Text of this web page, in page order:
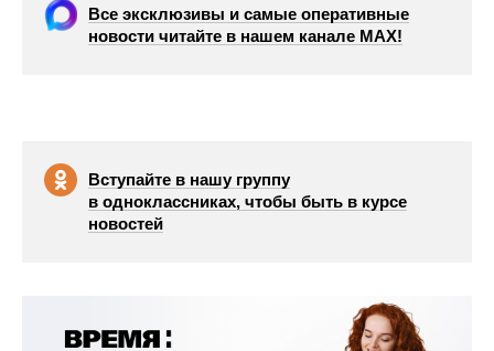
Все эксклюзивы и самые оперативные
новости читайте в нашем канале МАХ!
Вступайте в нашу группу
в одноклассниках, чтобы быть в курсе
новостей